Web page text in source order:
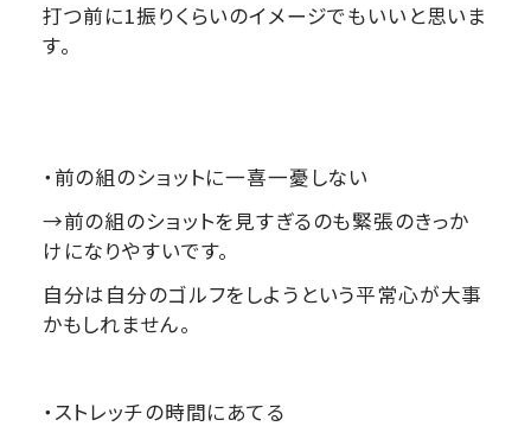
打つ前に1振りくらいのイメージでもいいと思いま
す。
・前の組のショットに一喜一憂しない
→前の組のショットを見すぎるのも緊張のきっか
けになりやすいです。
自分は自分のゴルフをしようという平常心が大事
かもしれません。
・ストレッチの時間にあてる